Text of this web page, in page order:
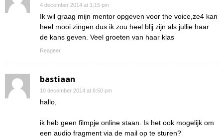
4 december 2014 at 1:15 pm
Ik wil graag mijn mentor opgeven voor the voice,ze4 kan
heel mooi zingen.dus ik zou heel blij zijn als jullie haar
de kans geven. Veel groeten van haar klas
Reageer
bastiaan
10 december 2014 at 8:50 pm
hallo,
ik heb geen filmpje online staan. Is het ook mogelijk om
een audio fragment via de mail op te sturen?